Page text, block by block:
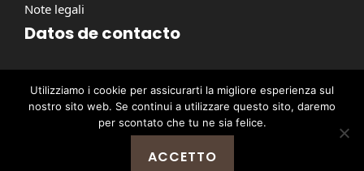
Note legali
Datos de contacto
contact@pausacaffe.net
+39 06 9453 2781
@ 2026 | © Tutti i diritti riservati -
Utilizziamo i cookie per assicurarti la migliore esperienza sul
nostro sito web. Se continui a utilizzare questo sito, daremo
per scontato che tu ne sia felice.
ACCETTO